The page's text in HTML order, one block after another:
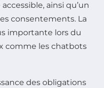
ainsi qu’un
consentements. La
importante lors du
comme les chatbots
des obligations